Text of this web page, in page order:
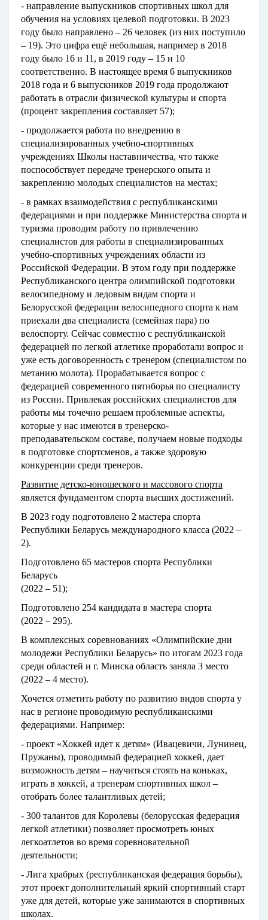
- направление выпускников спортивных школ для
обучения на условиях целевой подготовки. В 2023
году было направлено – 26 человек (из них поступило
– 19). Это цифра ещё небольшая, например в 2018
году было 16 и 11, в 2019 году – 15 и 10
соответственно. В настоящее время 6 выпускников
2018 года и 6 выпускников 2019 года продолжают
работать в отрасли физической культуры и спорта
(процент закрепления составляет 57);
- продолжается работа по внедрению в
специализированных учебно-спортивных
учреждениях Школы наставничества, что также
поспособствует передаче тренерского опыта и
закреплению молодых специалистов на местах;
- в рамках взаимодействия с республиканскими
федерациями и при поддержке Министерства спорта и
туризма проводим работу по привлечению
специалистов для работы в специализированных
учебно-спортивных учреждениях области из
Российской Федерации. В этом году при поддержке
Республиканского центра олимпийской подготовки
велосипедному и ледовым видам спорта и
Белорусской федерации велосипедного спорта к нам
приехали два специалиста (семейная пара) по
велоспорту. Сейчас совместно с республиканской
федерацией по легкой атлетике проработали вопрос и
уже есть договоренность с тренером (специалистом по
метанию молота). Прорабатывается вопрос с
федерацией современного пятиборья по специалисту
из России. Привлекая российских специалистов для
работы мы точечно решаем проблемные аспекты,
которые у нас имеются в тренерско-
преподавательском составе, получаем новые подходы
в подготовке спортсменов, а также здоровую
конкуренции среди тренеров.
Развитие детско-юношеского и массового спорта
является фундаментом спорта высших достижений.
В 2023 году подготовлено 2 мастера спорта
Республики Беларусь международного класса (2022 –
2).
Подготовлено 65 мастеров спорта Республики
Беларусь
(2022 – 51);
Подготовлено 254 кандидата в мастера спорта
(2022 – 295).
В комплексных соревнованиях «Олимпийские дни
молодежи Республики Беларусь» по итогам 2023 года
среди областей и г. Минска область заняла 3 место
(2022 – 4 место).
Хочется отметить работу по развитию видов спорта у
нас в регионе проводимую республиканскими
федерациями. Например:
- проект «Хоккей идет к детям» (Ивацевичи, Лунинец,
Пружаны), проводимый федерацией хоккей, дает
возможность детям – научиться стоять на коньках,
играть в хоккей, а тренерам спортивных школ –
отобрать более талантливых детей;
- 300 талантов для Королевы (белорусская федерация
легкой атлетики) позволяет просмотреть юных
легкоатлетов во время соревновательной
деятельности;
- Лига храбрых (республиканская федерация борьбы),
этот проект дополнительный яркий спортивный старт
уже для детей, которые уже занимаются в спортивных
школах.